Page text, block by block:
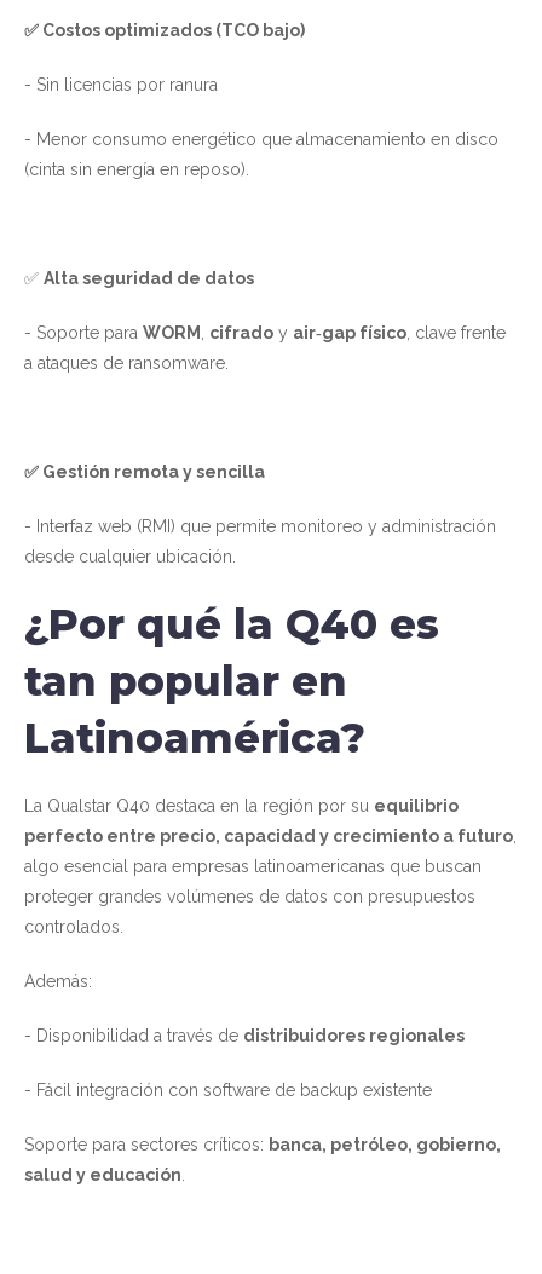
✅ Costos optimizados (TCO bajo)
- Sin licencias por ranura
- Menor consumo energético que almacenamiento en disco
(cinta sin energía en reposo).
✅ Alta seguridad de datos
- Soporte para WORM cifrado y air‑gap físico , clave frente
a ataques de ransomware.
✅ Gestión remota y sencilla
- Interfaz web (RMI) que permite monitoreo y administración
desde cualquier ubicación.
¿Por qué la Q40 es
tan popular en
Latinoamérica?
La Qualstar Q40 destaca en la región por su equilibrio
perfecto entre precio, capacidad y crecimiento a futuro
algo esencial para empresas latinoamericanas que buscan
proteger grandes volúmenes de datos con presupuestos
controlados.
Además:
- Disponibilidad a través de distribuidores regionales
- Fácil integración con software de backup existente
Soporte para sectores críticos: banca, petróleo, gobierno,
salud y educación